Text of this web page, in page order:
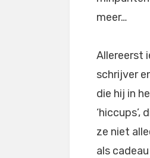
meer…
Allereerst
schrijver
die hij in
ze niet
als